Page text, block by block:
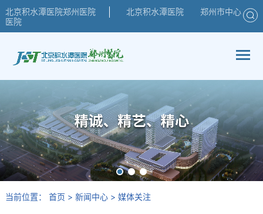
北京积水潭医院郑州医院 北京积水潭医院
郑州市中心
医院
当前位置： 首页 > 新闻中心> 媒体关注